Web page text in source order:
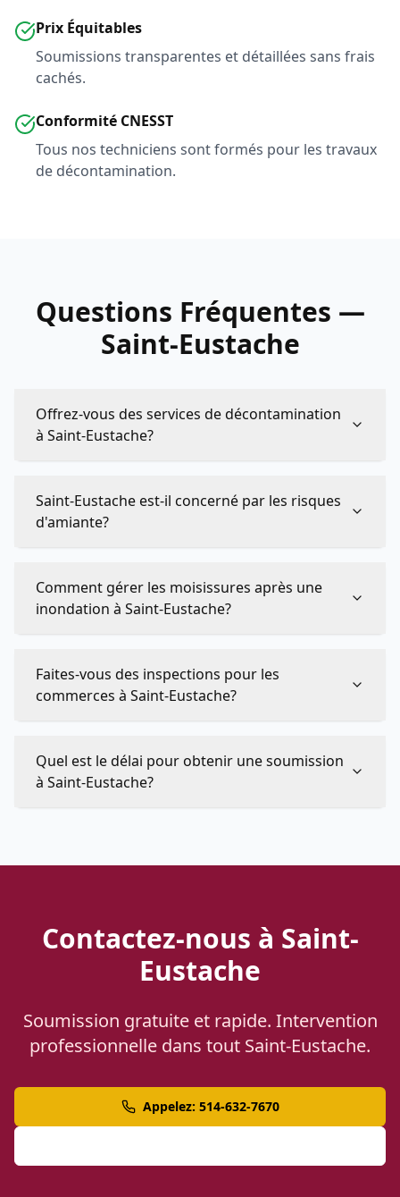
Prix Équitables
Soumissions transparentes et détaillées sans frais
cachés.
Conformité CNESST
Tous nos techniciens sont formés pour les travaux
de décontamination.
Questions Fréquentes —
Saint-Eustache
Offrez-vous des services de décontamination
à Saint-Eustache?
Saint-Eustache est-il concerné par les risques
d'amiante?
Comment gérer les moisissures après une
inondation à Saint-Eustache?
Faites-vous des inspections pour les
commerces à Saint-Eustache?
Quel est le délai pour obtenir une soumission
à Saint-Eustache?
Contactez-nous à Saint-
Eustache
Soumission gratuite et rapide. Intervention
professionnelle dans tout Saint-Eustache.
Appelez: 514-632-7670